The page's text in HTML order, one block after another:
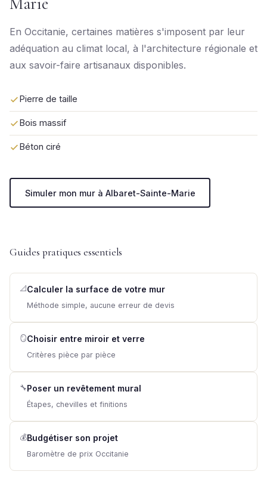
En Occitanie, certaines matières s'imposent par leur
adéquation au climat local, à l'architecture régionale et
aux savoir-faire artisanaux disponibles.
Pierre de taille
Bois massif
Béton ciré
Simuler mon mur à Albaret-Sainte-Marie
Guides pratiques essentiels
📐 Calculer la surface de votre mur
Méthode simple, aucune erreur de devis
🪞Choisir entre miroir et verre
Critères pièce par pièce
🔧Poser un revêtement mural
Étapes, chevilles et finitions
💰Budgétiser son projet
Baromètre de prix Occitanie